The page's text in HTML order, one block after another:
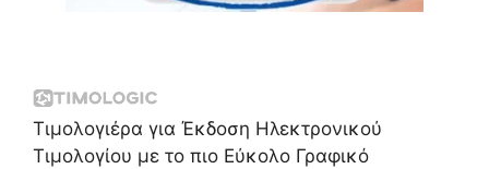
Τιμολογιέρα για Έκδοση Ηλεκτρονικού
Τιμολογίου με το πιο Εύκολο Γραφικό